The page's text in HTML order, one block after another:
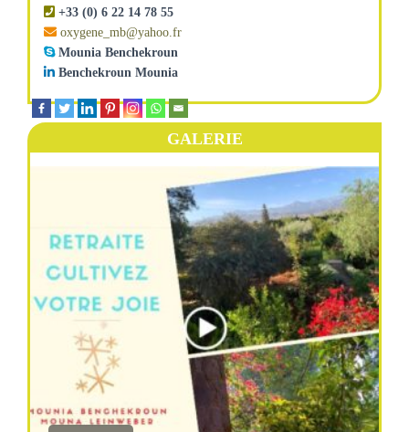
+33 (0) 6 22 14 78 55
oxygene_mb@yahoo.fr
Mounia Benchekroun
Benchekroun Mounia
GALERIE